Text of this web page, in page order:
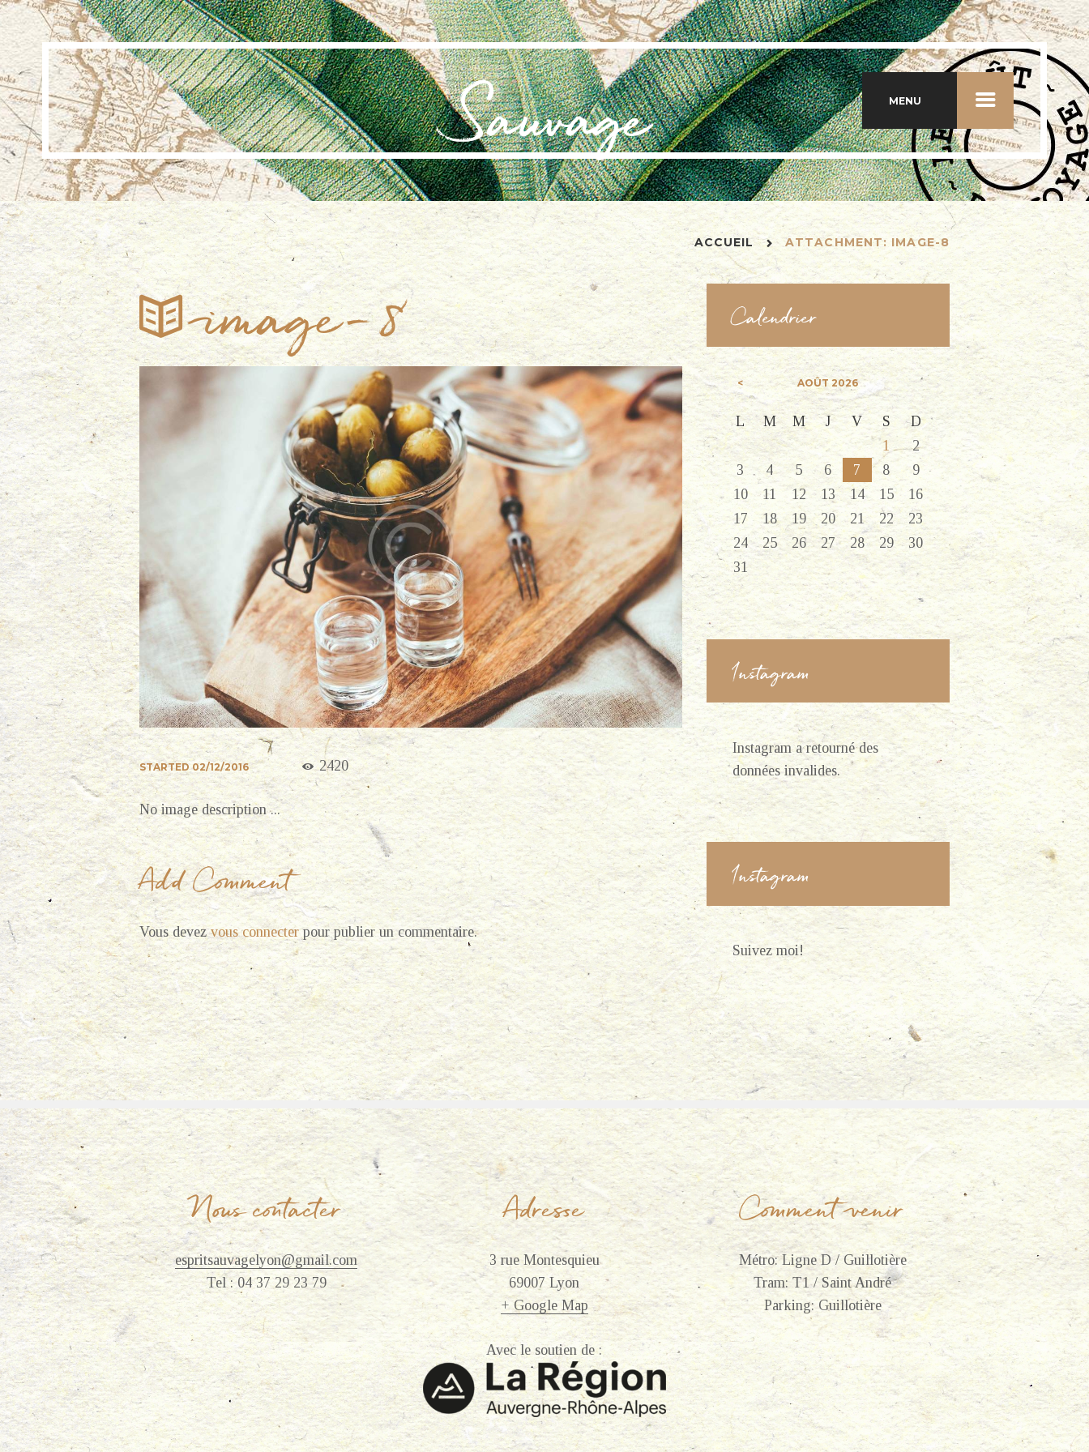
MENU
ACCUEIL ATTACHMENT: IMAGE-8
image-8
Next item
image-9
STARTED02/12/2016 2420
No image description ...
Add Comment
Vous devezvous connecter pour publier un commentaire.
Calendrier
AOÛT2026
L M M J V S
D
1
2
3
4 5 6 7 8
9
10
11 12 13 14 15
16
17
18 19 20 21 22
23
24
25 26 27 28 29
30
31
Instagram
Instagram a retourné des
données invalides.
Instagram
Suivez moi!
Nous contacter
espritsauvagelyon@gmail.com
Tel : 04 37 29 23 79
Adresse
3 rue Montesquieu
69007 Lyon
+ Google Map
Comment venir
Métro: Ligne D / Guillotière
Tram: T1 / Saint André
Parking: Guillotière
Avec le soutien de :